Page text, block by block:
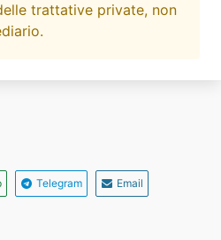
trattative private, non
Telegram Email